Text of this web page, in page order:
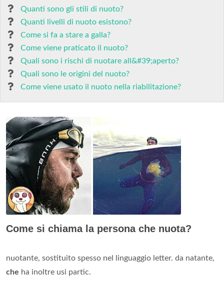
Quanti sono gli stili di nuoto?
Quanti livelli di nuoto esistono?
Come si fa a stare a galla?
Come viene praticato il nuoto?
Quali sono i rischi di nuotare all&#39;aperto?
Quali sono le origini del nuoto?
Come viene usato il nuoto nella riabilitazione?
Come si chiama la persona che nuota?
nuotante, sostituito spesso nel linguaggio letter. da natante,
che ha inoltre usi partic.